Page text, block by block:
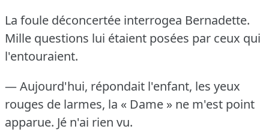
La foule déconcertée interrogea Bernadette.
Mille questions lui étaient posées par ceux qui
l'entouraient.
— Aujourd'hui, répondait l'enfant, les yeux
rouges de larmes, la « Dame » ne m'est point
apparue. Jé n'ai rien vu.